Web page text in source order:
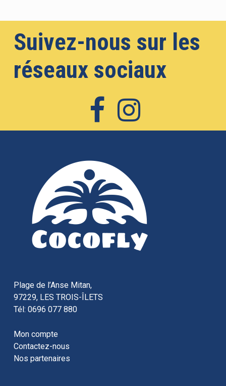
Suivez-nous sur les
réseaux sociaux
Plage de l’Anse Mitan,
97229, LES TROIS-ÎLETS
Tél: 0696 077 880
Mon compte
Contactez-nous
Nos partenaires